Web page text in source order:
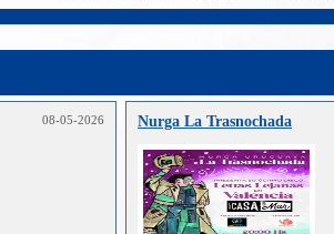
08-05-2026 Nurga La Trasnochada